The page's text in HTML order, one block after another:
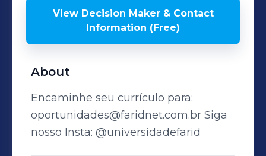
View Decision Maker & Contact
Information (Free)
About
Encaminhe seu currículo para:
oportunidades@faridnet.com.br Siga
nosso Insta: @universidadefarid